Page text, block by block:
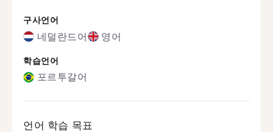
구사언어
네덜란드어 영어
학습언어
포르투갈어
언어 학습 목표